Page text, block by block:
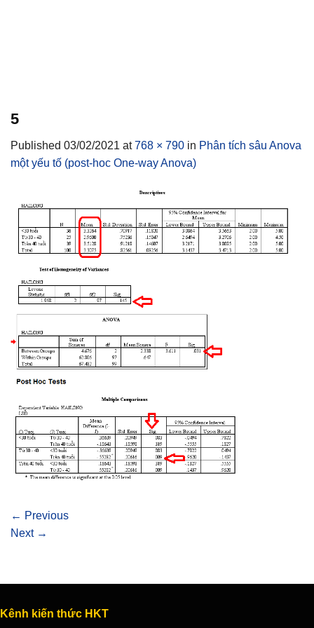
5
Published 03/02/2021 at768 × 790 in Phân tích sâu Anova
một yếu tố (post-hoc One-way Anova)
← Previous
Next →
Kênh kiến thức HKT